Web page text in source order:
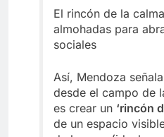
El rincón de la
almohadas para
sociales
Así, Mendoza
desde el campo de
es crear un ‘rincón
de un espacio